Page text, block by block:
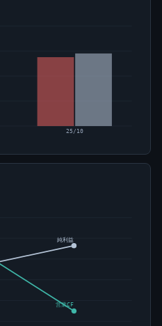
25/10
営業CF
純利益